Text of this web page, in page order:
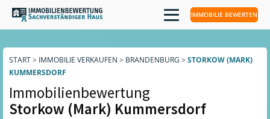
IMMOBILIE BEWERTEN
START> IMMOBILIE VERKAUFEN > BRANDENBURG > STORKOW (MARK)
KUMMERSDORF
Immobilienbewertung
Storkow (Mark) Kummersdorf